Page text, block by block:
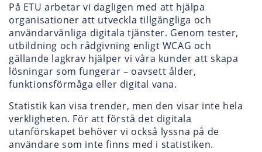
På ETU arbetar vi dagligen med att hjälpa
organisationer att utveckla tillgängliga och
användarvänliga digitala tjänster. Genom tester,
utbildning och rådgivning enligt WCAG och
gällande lagkrav hjälper vi våra kunder att skapa
lösningar som fungerar – oavsett ålder,
funktionsförmåga eller digital vana.
Statistik kan visa trender, men den visar inte hela
verkligheten. För att förstå det digitala
utanförskapet behöver vi också lyssna på de
användare som inte finns med i statistiken.